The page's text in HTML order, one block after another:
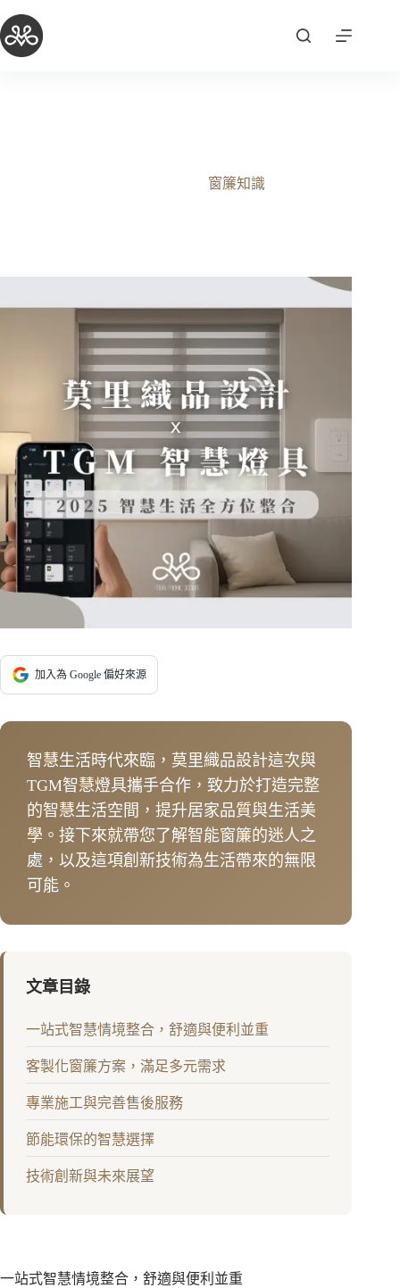
至
主
窗簾知識
加入為 Google 偏好來源
智慧生活時代來臨，莫里織品設計這次與
TGM智慧燈具攜手合作，致力於打造完整
的智慧生活空間，提升居家品質與生活美
學。接下來就帶您了解智能窗簾的迷人之
處，以及這項創新技術為生活帶來的無限
可能。
文章目錄
一站式智慧情境整合，舒適與便利並重
客製化窗簾方案，滿足多元需求
專業施工與完善售後服務
節能環保的智慧選擇
技術創新與未來展望
一站式智慧情境整合，舒適與便利並重